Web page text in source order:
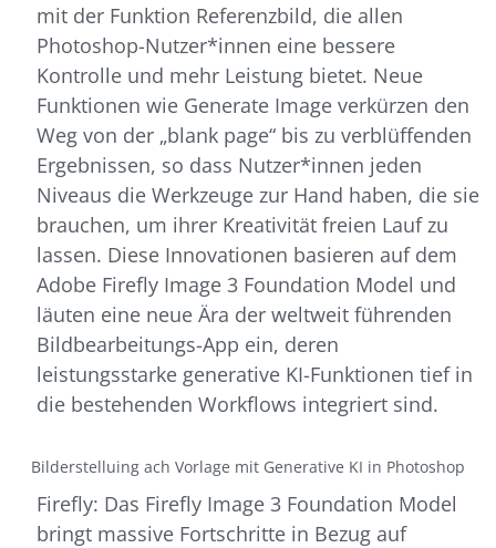
mit der Funktion Referenzbild, die allen
Photoshop-Nutzer*innen eine bessere
Kontrolle und mehr Leistung bietet. Neue
Funktionen wie Generate Image verkürzen den
Weg von der „blank page“ bis zu verblüffenden
Ergebnissen, so dass Nutzer*innen jeden
Niveaus die Werkzeuge zur Hand haben, die sie
brauchen, um ihrer Kreativität freien Lauf zu
lassen. Diese Innovationen basieren auf dem
Adobe Firefly Image 3 Foundation Model und
läuten eine neue Ära der weltweit führenden
Bildbearbeitungs-App ein, deren
leistungsstarke generative KI-Funktionen tief in
die bestehenden Workflows integriert sind.
Bilderstelluing ach Vorlage mit Generative KI in Photoshop
Firefly: Das Firefly Image 3 Foundation Model
bringt massive Fortschritte in Bezug auf